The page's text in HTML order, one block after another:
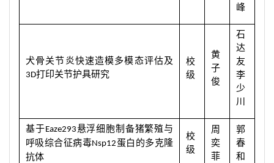
峰
犬骨关节炎快速造模多模态评估及
3D打印关节护具研究
校
级
黄
子
俊
石
达
友
李
少
川
基于Eaze293悬浮细胞制备猪繁殖与
呼吸综合征病毒Nsp12蛋白的多克隆
抗体
校
级
周
奕
菲
郭
春
和